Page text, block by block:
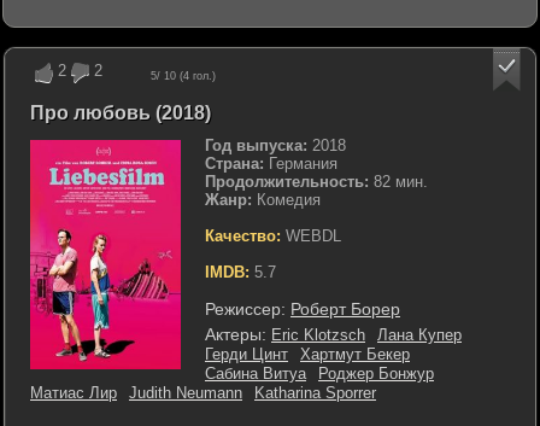
2 2 5/ 10 (4 гол.)
Про любовь (2018)
Год выпуска: 2018
Страна: Германия
Продолжительность: 82 мин.
Жанр: Комедия
Качество: WEBDL
IMDB: 5.7
Режиссер: Роберт Борер
Актеры: Eric Klotzsch
Лана Купер
Герди Цинт
Хартмут Бекер
Сабина Витуа
Роджер Бонжур
Матиас Лир
Judith Neumann Katharina Sporrer